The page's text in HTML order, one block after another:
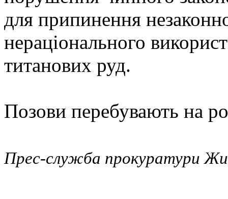
для припинення
нераціонального
титанових руд.
Позови перебувають на
Прес-служба прокуратури